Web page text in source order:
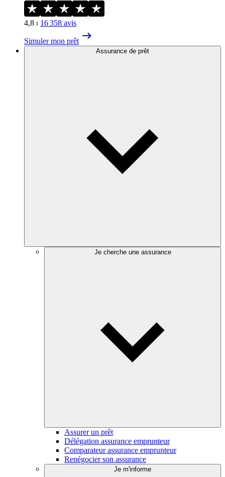
4,8 ⏐ 16 358 avis
Simuler mon prêt
Assurance de prêt
Je cherche une assurance
Assurer un prêt
Délégation assurance emprunteur
Comparateur assurance emprunteur
Renégocier son assurance
Je m'informe